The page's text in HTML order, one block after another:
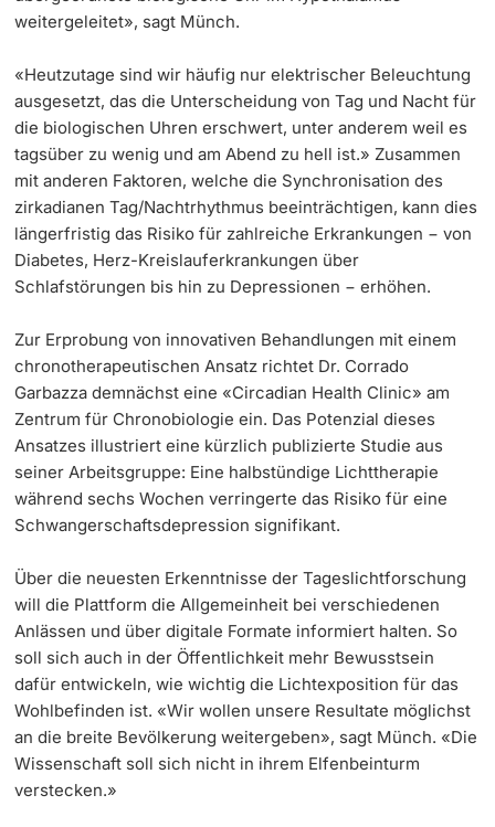
weitergeleitet», sagt Münch.
«Heutzutage sind wir häufig nur elektrischer Beleuchtung
ausgesetzt, das die Unterscheidung von Tag und Nacht für
die biologischen Uhren erschwert, unter anderem weil es
tagsüber zu wenig und am Abend zu hell ist.» Zusammen
mit anderen Faktoren, welche die Synchronisation des
zirkadianen Tag/Nachtrhythmus beeinträchtigen, kann dies
längerfristig das Risiko für zahlreiche Erkrankungen − von
Diabetes, Herz-Kreislauferkrankungen über
Schlafstörungen bis hin zu Depressionen − erhöhen.
Zur Erprobung von innovativen Behandlungen mit einem
chronotherapeutischen Ansatz richtet Dr. Corrado
Garbazza demnächst eine «Circadian Health Clinic» am
Zentrum für Chronobiologie ein. Das Potenzial dieses
Ansatzes illustriert eine kürzlich publizierte Studie aus
seiner Arbeitsgruppe: Eine halbstündige Lichttherapie
während sechs Wochen verringerte das Risiko für eine
Schwangerschaftsdepression signifikant.
Über die neuesten Erkenntnisse der Tageslichtforschung
will die Plattform die Allgemeinheit bei verschiedenen
Anlässen und über digitale Formate informiert halten. So
soll sich auch in der Öffentlichkeit mehr Bewusstsein
dafür entwickeln, wie wichtig die Lichtexposition für das
Wohlbefinden ist. «Wir wollen unsere Resultate möglichst
an die breite Bevölkerung weitergeben», sagt Münch. «Die
Wissenschaft soll sich nicht in ihrem Elfenbeinturm
verstecken.»